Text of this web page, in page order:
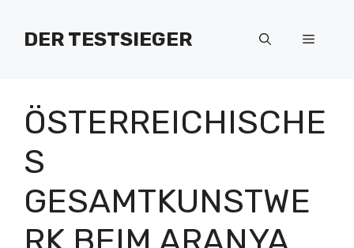
Inhalt
springenDER TESTSIEGER Menü
ÖSTERREICHISCHE
S
GESAMTKUNSTWE